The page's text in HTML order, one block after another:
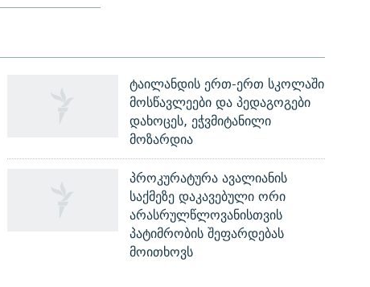
ტაილანდის ერთ-ერთ სკოლაში
მოსწავლეები და პედაგოგები
დახოცეს, ეჭვმიტანილი
მოზარდია
პროკურატურა ავალიანის
საქმეზე დაკავებული ორი
არასრულწლოვანისთვის
პატიმრობის შეფარდებას
მოითხოვს